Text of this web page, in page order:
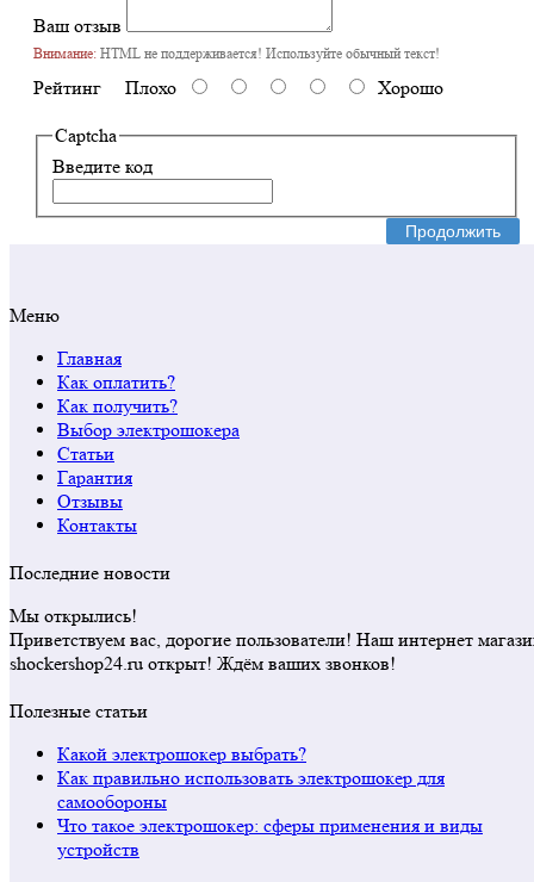
Ваш отзыв
Внимание: HTML не поддерживается! Используйте обычный текст!
Рейтинг Плохо Хорошо
Captcha
Введите код
Продолжить
Меню
Главная
Как оплатить?
Как получить?
Выбор электрошокера
Статьи
Гарантия
Отзывы
Контакты
Последние новости
Мы открылись!
Приветствуем вас, дорогие пользователи! Наш интернет
shockershop24.ru открыт! Ждём ваших звонков!
Полезные статьи
Какой электрошокер выбрать?
Как правильно использовать электрошокер для
самообороны
Что такое электрошокер: сферы применения и виды
устройств